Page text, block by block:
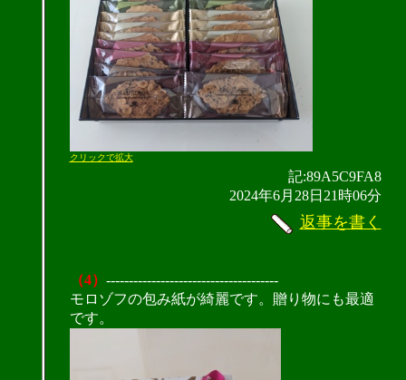
クリックで拡大
記:89A5C9FA8
2024年6月28日21時06分
返事を書く
（4） --------------------------------------
モロゾフの包み紙が綺麗です。贈り物にも最適
です。